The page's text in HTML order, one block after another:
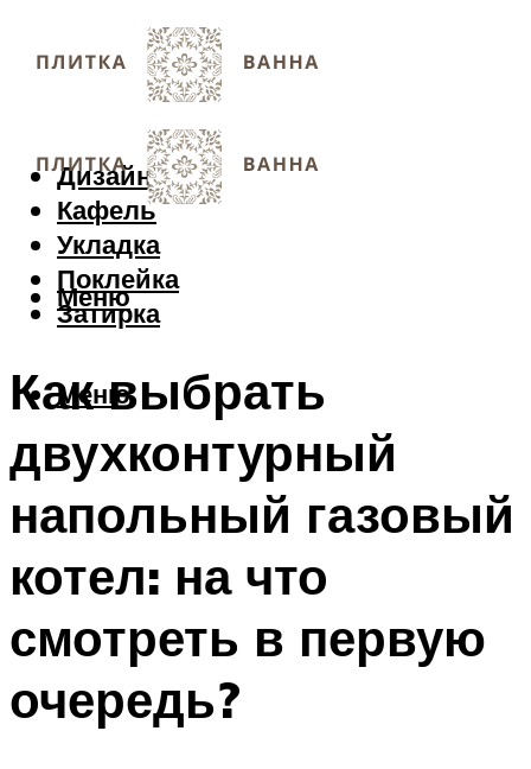
Дизайн
Кафель
Укладка
Поклейка
Затирка
Меню
Меню
Как выбрать
двухконтурный
напольный газовый
котел: на что
смотреть в первую
очередь?